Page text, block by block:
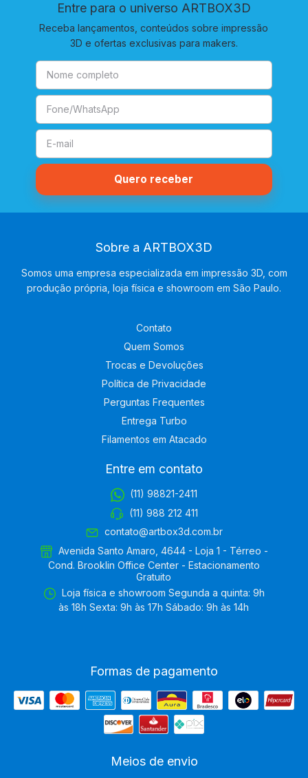
Entre para o universo ARTBOX3D
Receba lançamentos, conteúdos sobre impressão
3D e ofertas exclusivas para makers.
Sobre a ARTBOX3D
Somos uma empresa especializada em impressão 3D, com
produção própria, loja física e showroom em São Paulo.
Contato
Quem Somos
Trocas e Devoluções
Política de Privacidade
Perguntas Frequentes
Entrega Turbo
Filamentos em Atacado
Entre em contato
(11) 98821-2411
(11) 988 212 411
contato@artbox3d.com.br
Avenida Santo Amaro, 4644 - Loja 1 - Térreo -
Cond. Brooklin Office Center - Estacionamento
Gratuito
Loja física e showroom Segunda a quinta: 9h
às 18h Sexta: 9h às 17h Sábado: 9h às 14h
Formas de pagamento
Meios de envio